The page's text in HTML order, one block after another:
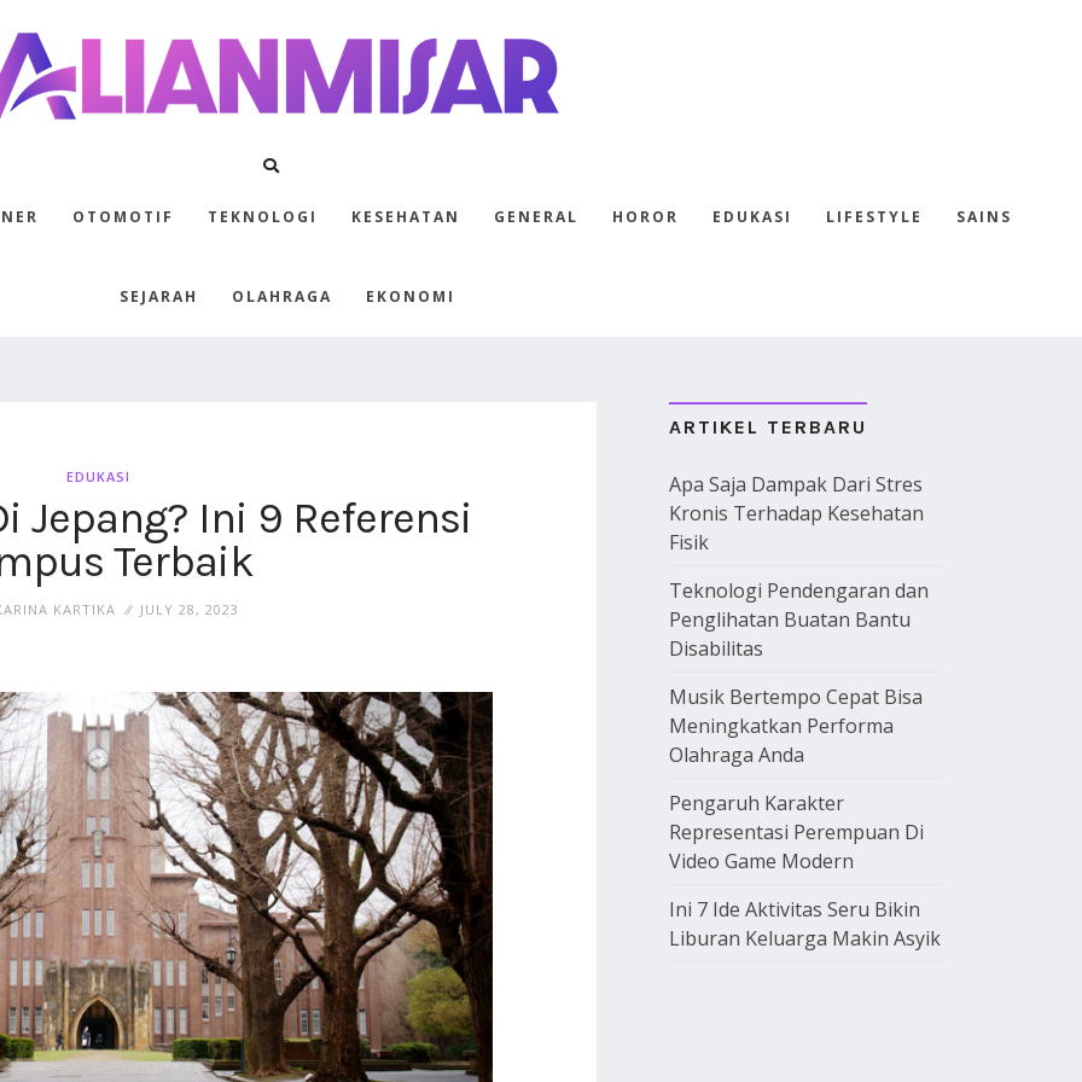
OTOMOTIF TEKNOLOGI KESEHATAN GENERAL HOROR EDUKASI LIFESTYLE SAINS
SEJARAH OLAHRAGA EKONOMI
EDUKASI
Jepang? Ini 9 Referensi
Terbaik
KARTIKA JULY 28, 2023
ARTIKEL TERBARU
Apa Saja Dampak Dari Stres
Kronis Terhadap Kesehatan
Fisik
Teknologi Pendengaran dan
Penglihatan Buatan Bantu
Disabilitas
Musik Bertempo Cepat Bisa
Meningkatkan Performa
Olahraga Anda
Pengaruh Karakter
Representasi Perempuan Di
Video Game Modern
Ini 7 Ide Aktivitas Seru Bikin
Liburan Keluarga Makin Asyik